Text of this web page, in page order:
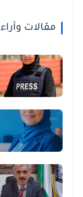
مقالات وأراء